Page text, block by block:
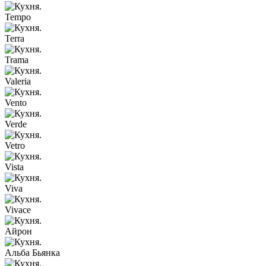
Tempo
Terra
Trama
Valeria
Vento
Verde
Vetro
Vista
Viva
Vivace
Айрон
Альба Бьянка